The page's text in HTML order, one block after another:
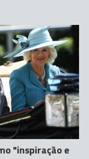
"inspiração e